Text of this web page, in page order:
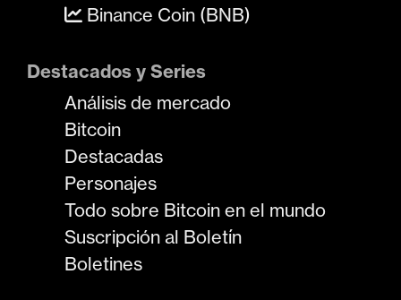
Binance Coin (BNB)
Destacados y Series
Análisis de mercado
Bitcoin
Destacadas
Personajes
Todo sobre Bitcoin en el mundo
Suscripción al Boletín
Boletines